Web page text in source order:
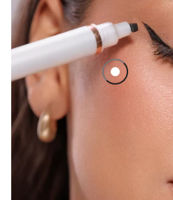
مجهود - أسود